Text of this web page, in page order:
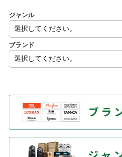
ジャンル
ブランド